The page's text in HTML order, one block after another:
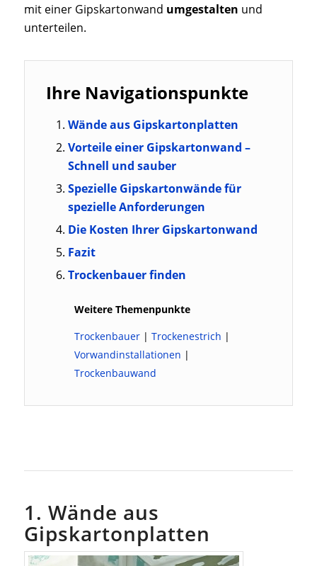
mit einer Gipskartonwand umgestalten und
unterteilen.
Ihre Navigationspunkte
Wände aus Gipskartonplatten
Vorteile einer Gipskartonwand –
Schnell und sauber
Spezielle Gipskartonwände für
spezielle Anforderungen
Die Kosten Ihrer Gipskartonwand
Fazit
Trockenbauer finden
Weitere Themenpunkte
Trockenbauer| Trockenestrich |
Vorwandinstallationen |
Trockenbauwand
1. Wände aus
Gipskartonplatten